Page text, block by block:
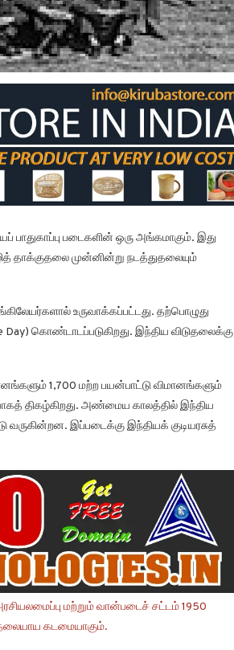
பாதுகாப்பு படைகளின் ஒரு அங்கமாகும். இது
தாக்குதலை முன்னின்று நடத்துதலையும்
உருவாக்கப்பட்டது. தற்பொழுது
கொண்டாடப்படுகிறது. இந்திய விடுதலைக்கு
1,700 மற்ற பயன்பாட்டு விமானங்களும்
திகழ்கிறது. அண்மைய காலத்தில் இந்திய
இப்படைக்கு இந்தியக் குடியரசுத்
மற்றும் வான்படைச் சட்டம் 1950
கடமையாகும்.